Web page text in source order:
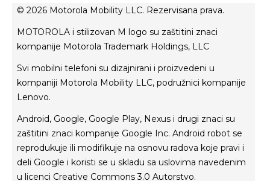
conditions of sale
Website Privacy
Файли cookie
product privacy
© 2026 Motorola Mobility LLC. Rezervisana prava.
MOTOROLA i stilizovan M logo su zaštitini znaci
kompanije Motorola Trademark Holdings, LLC
Svi mobilni telefoni su dizajnirani i proizvedeni u
kompaniji Motorola Mobility LLC, podružnici kompanije
Lenovo.
Android, Google, Google Play, Nexus i drugi znaci su
zaštitini znaci kompanije Google Inc. Android robot se
reprodukuje ili modifikuje na osnovu radova koje pravi i
deli Google i koristi se u skladu sa uslovima navedenim
u licenci Creative Commons 3.0 Autorstvo.